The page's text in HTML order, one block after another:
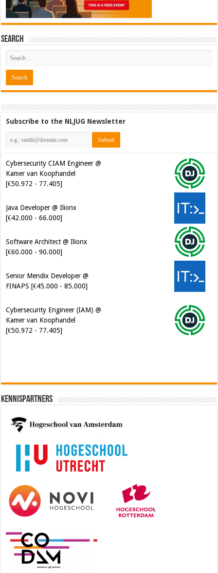
Search
Subscribe to the NLJUG Newsletter
Cybersecurity CIAM Engineer @
Kamer van Koophandel
[€50.972 - 77.405]
Java Developer @ Ilionx
[€42.000 - 66.000]
Software Architect @ Ilionx
[€60.000 - 90.000]
Senior Mendix Developer @
FINAPS [€45.000 - 85.000]
Cybersecurity Engineer (IAM) @
Kamer van Koophandel
[€50.972 - 77.405]
Kennispartners